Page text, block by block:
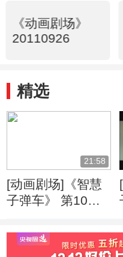
《动画剧场》
20110926
精选
21:58
[动画剧场]《智慧
子弹车》 第10集